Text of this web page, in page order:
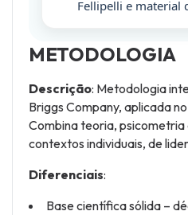
Fellipelli e material
METODOLOGIA
Descrição: Metodologia
Briggs Company, aplicada
Combina teoria,
contextos individuais, de
Diferenciais:
Base científica sólida –